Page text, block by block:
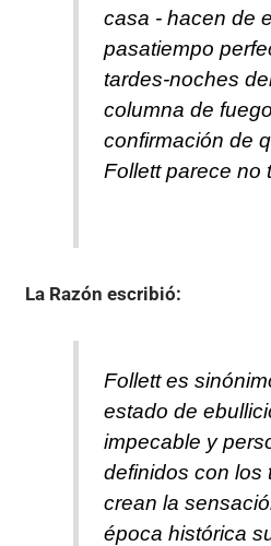
casa - hacen de
pasatiempo
tardes-noches
columna de
confirmación de
Follett parece no
La Razón escribió:
Follett es
estado de
impecable y
definidos con los
crean la
época histórica